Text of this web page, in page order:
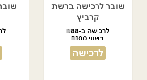
שובר לרכישה ברשת
קרביץ
לרכישה ב-₪88
בשווי ₪100
לרכישה